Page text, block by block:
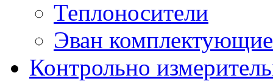
Теплоносители
Эван комплектующие
Контрольно